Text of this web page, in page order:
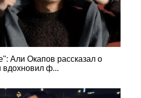
Али Окапов рассказал о
вдохновил ф...